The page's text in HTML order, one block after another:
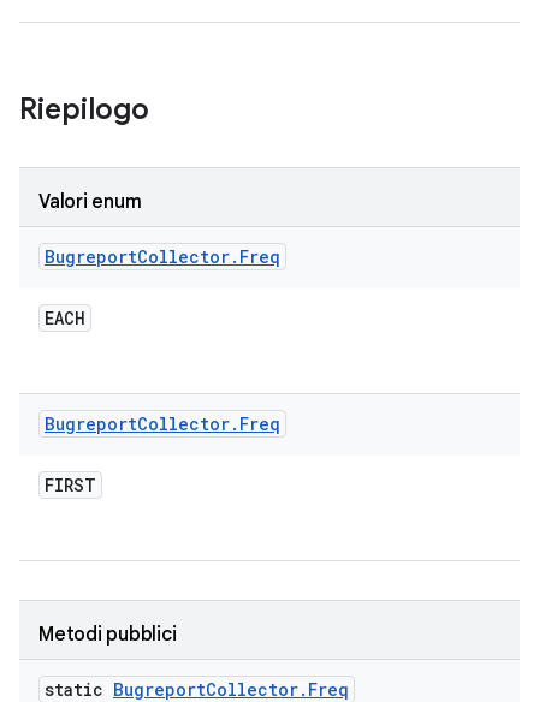
Riepilogo
Valori enum
BugreportCollector. Freq
EACH
BugreportCollector. Freq
FIRST
Metodi pubblici
static BugreportCollector. Freq